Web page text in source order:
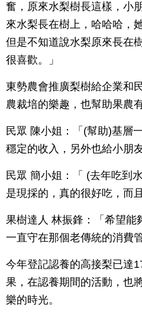
奮，原來水梨樹長這樣，小
來水梨長在樹上，哈哈哈，
但是不知道說水梨原來長在
很喜歡。」
東勢農會推廣梨樹給企業和
農裁培的樂趣，也幫助果農
民眾 陳小姐：「(幫助)基層
穩定的收入，另外也給小朋
民眾 簡小姐：「 (去年吃到
是現採的，真的很好吃，而
果樹達人 林振鋒：「希望能
一直守在那個老傳統的消費
今年登記認養的高接梨已達
果，在認養期間的活動，也
樂的時光。